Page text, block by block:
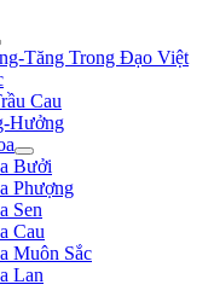
Tăng Trong Đạo Việt
Cau
Hưởng
Bưởi
Phượng
Sen
Cau
Muôn Sắc
Lan